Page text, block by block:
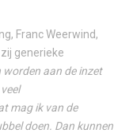
Franc Weerwind,
generieke
worden aan de inzet
mag ik van de
doen. Dan kunnen